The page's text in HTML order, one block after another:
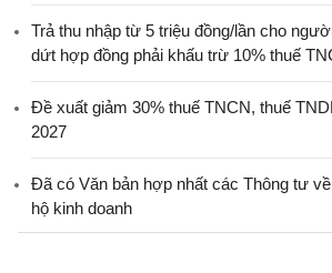
Trả thu nhập từ 5 triệu đồng/lần cho
dứt hợp đồng phải khấu trừ 10% thuế
Đề xuất giảm 30% thuế TNCN, thuế
2027
Đã có Văn bản hợp nhất các Thông tư
hộ kinh doanh